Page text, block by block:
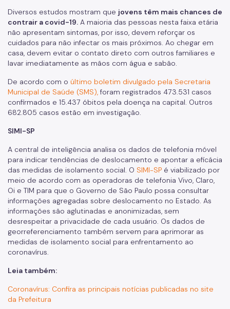
Diversos estudos mostram que jovens têm mais chances de
contrair a covid-19. A maioria das pessoas nesta faixa etária
não apresentam sintomas, por isso, devem reforçar os
cuidados para não infectar os mais próximos. Ao chegar em
casa, devem evitar o contato direto com outros familiares e
lavar imediatamente as mãos com água e sabão.
De acordo com o último boletim divulgado pela Secretaria
Municipal de Saúde (SMS),foram registrados 473.531 casos
confirmados e 15.437 óbitos pela doença na capital. Outros
682.805 casos estão em investigação.
SIMI-SP
A central de inteligência analisa os dados de telefonia móvel
para indicar tendências de deslocamento e apontar a eficácia
das medidas de isolamento social. O SIMI-SP é viabilizado por
meio de acordo com as operadoras de telefonia Vivo, Claro,
Oi e TIM para que o Governo de São Paulo possa consultar
informações agregadas sobre deslocamento no Estado. As
informações são aglutinadas e anonimizadas, sem
desrespeitar a privacidade de cada usuário. Os dados de
georreferenciamento também servem para aprimorar as
medidas de isolamento social para enfrentamento ao
coronavírus.
Leia também:
Coronavírus: Confira as principais notícias publicadas no site
da Prefeitura